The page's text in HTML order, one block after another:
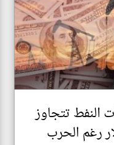
النفط تتجاوز
رغم الحرب